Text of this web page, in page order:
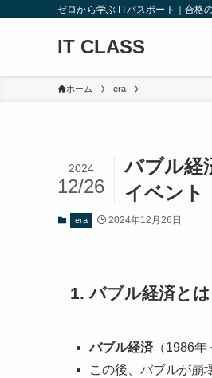
ゼロから学ぶ ITパスポート｜合格
IT CLASS
ホーム era
バブル経
イベント
2024
12/26
era 2024年12月26日
1. バブル経済とは
バブル経済 （1986
この後、バブルが崩